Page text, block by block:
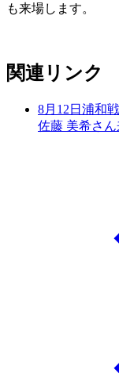
も来場します。
関連リンク
8月12日浦和
佐藤 美希さ